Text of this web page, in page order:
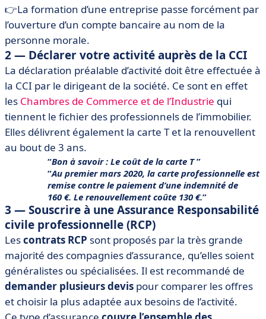
👉La formation d’une entreprise passe forcément par
l’ouverture d’un compte bancaire au nom de la
personne morale.
2 — Déclarer votre activité auprès de la CCI
La déclaration préalable d’activité doit être effectuée à
la CCI par le dirigeant de la société. Ce sont en effet
les Chambres de Commerce et de l’Industrie qui
tiennent le fichier des professionnels de l’immobilier.
Elles délivrent également la carte T et la renouvellent
au bout de 3 ans.
Bon à savoir : Le coût de la carte T
Au premier mars 2020, la carte professionnelle est
remise contre le paiement d’une indemnité de
160 €. Le renouvellement coûte 130 €.
3 — Souscrire à une Assurance Responsabilité
civile professionnelle (RCP)
Lescontrats RCP sont proposés par la très grande
majorité des compagnies d’assurance, qu’elles soient
généralistes ou spécialisées. Il est recommandé de
demander plusieurs devis pour comparer les offres
et choisir la plus adaptée aux besoins de l’activité.